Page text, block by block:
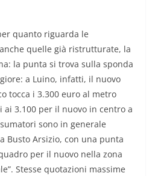
quanto riguarda le
quelle già ristrutturate, la
la punta si trova sulla sponda
a Luino, infatti, il nuovo
tocca i 3.300 euro al metro
ai 3.100 per il nuovo in centro a
sono in generale
Busto Arsizio, con una punta
per il nuovo nella zona
Stesse quotazioni massime